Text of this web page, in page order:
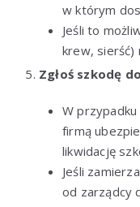
w którym
Jeśli to
krew, sierść)
Zgłoś szkodę
W przypadku
firmą
likwidację
Jeśli
od zarządcy